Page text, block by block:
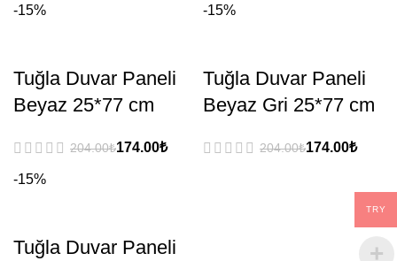
-15%
Tuğla Duvar Paneli
Beyaz 25*77 cm
₺ ₺
-15%
Tuğla Duvar Paneli
Beyaz Gri 25*77 cm
₺ ₺
-15%
Tuğla Duvar Paneli
TRY